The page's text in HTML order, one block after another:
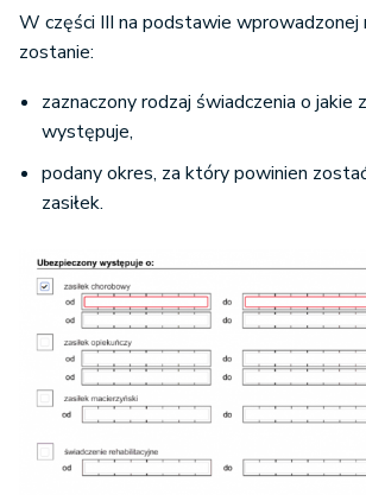
W części III na podstawie wprowadzonej
zostanie:
zaznaczony rodzaj świadczenia o jakie
występuje,
podany okres, za który powinien
zasiłek.